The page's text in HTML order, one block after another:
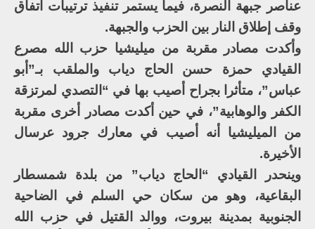
عناصر جبهة النصرة، فيما يستمر تنفيذ ترتيبات اتفاق
وقف إطلاق النار بين الحزب والجبهة.
وأكدت مصادر مقربة من ميليشيا حزب الله مصرع
القيادي حمزة حسن الحاج دياب والملقب بـ”أبو
عباس”، متأثرا بجراح أصيب بها في “التصدي لمرتزقة
الكفر والوهابية”، في حين أكدت مصادر أخرى مقربة
من الميليشيا أنه أصيب في معارك جرود عرسال
الأخيرة.
وينحدر القيادي “الحاج دياب” من بلدة شمسطار
البقاعية، وهو من سكان حي السلم في الضاحية
الجنوبية بمدينة بيروت، ووالد القتيل في حزب الله